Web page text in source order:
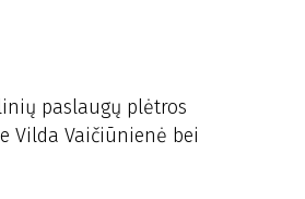
paslaugų plėtros
Vilda Vaičiūnienė bei